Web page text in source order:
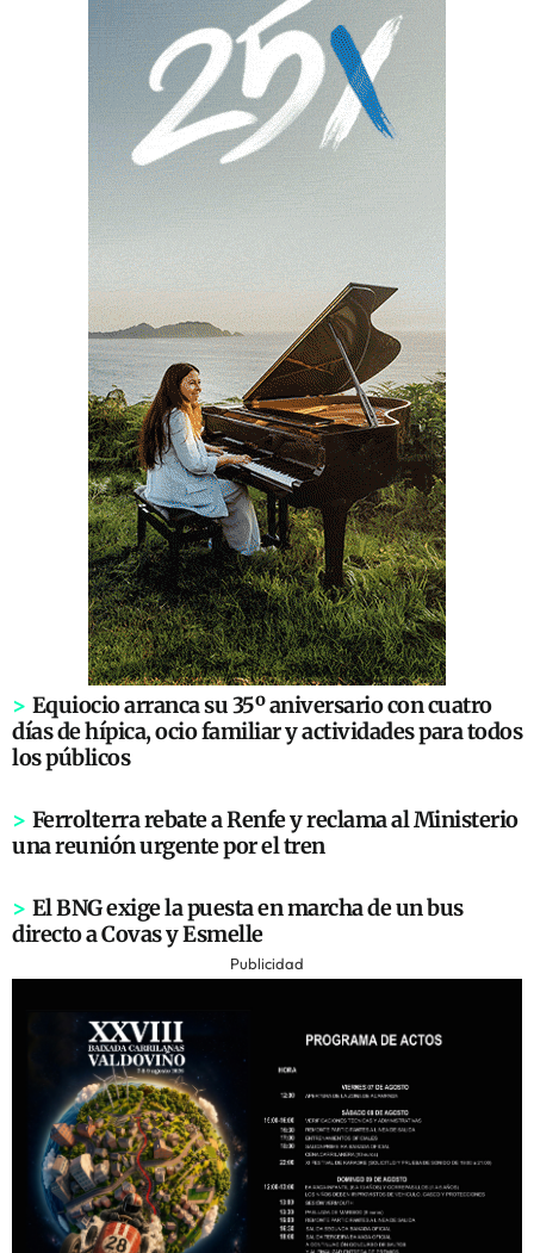
> Equiocio arranca su 35º aniversario con cuatro
días de hípica, ocio familiar y actividades para todos
los públicos
> Ferrolterra rebate a Renfe y reclama al Ministerio
una reunión urgente por el tren
> El BNG exige la puesta en marcha de un bus
directo a Covas y Esmelle
Publicidad